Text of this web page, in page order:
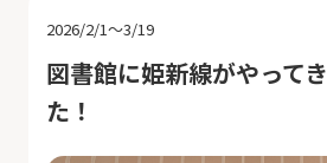
2026/2/1～3/19
図書館に姫新線がやってき
た！